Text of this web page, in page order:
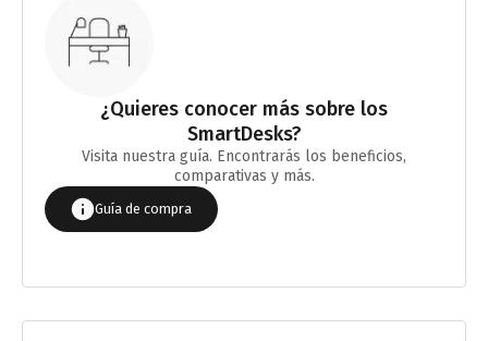
¿Quieres conocer más sobre los
SmartDesks?
Visita nuestra guía. Encontrarás los beneficios,
comparativas y más.
Guía de compra